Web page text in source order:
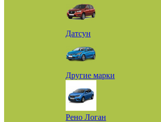
Датсун
Другие марки
Рено Логан